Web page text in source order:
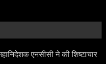
एनसीसी ने की शिष्टाचार